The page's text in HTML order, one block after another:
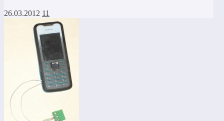
26.03.2012 11